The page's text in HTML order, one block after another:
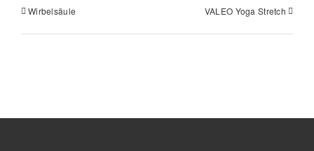
Wirbelsäule VALEO Yoga Stretch